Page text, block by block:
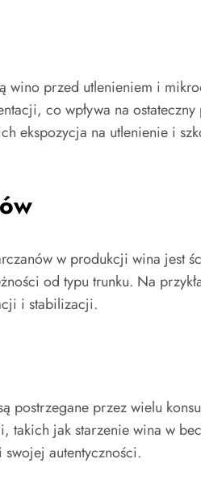
przed utlenieniem i
co wpływa na
ekspozycja na utlenienie i
w produkcji wina jest
od typu trunku. Na
i stabilizacji.
przez wielu
jak starzenie wina w
autentyczności.